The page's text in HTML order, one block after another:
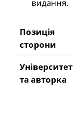
видання.
Позиція
сторони
Університет
та авторка